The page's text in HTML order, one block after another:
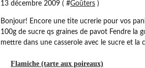
13 décembre 2009 ( #Goûters )
Bonjour! Encore une tite ucrerie pour vos
100g de sucre qs graines de pavot Fendre la
mettre dans une casserole avec le sucre et la
Flamiche (tarte aux poireaux)